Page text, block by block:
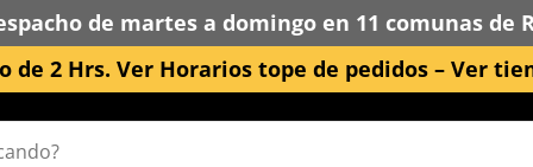
de martes a domingo en 11 comunas de
de 2 Hrs. Ver Horarios tope de pedidos – Ver